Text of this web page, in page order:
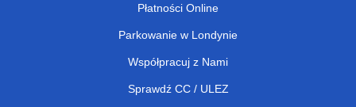
Płatności Online
Parkowanie w Londynie
Współpracuj z Nami
Sprawdź CC / ULEZ